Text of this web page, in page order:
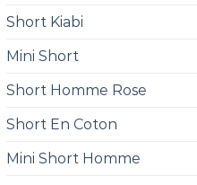
Short Kiabi
Mini Short
Short Homme Rose
Short En Coton
Mini Short Homme